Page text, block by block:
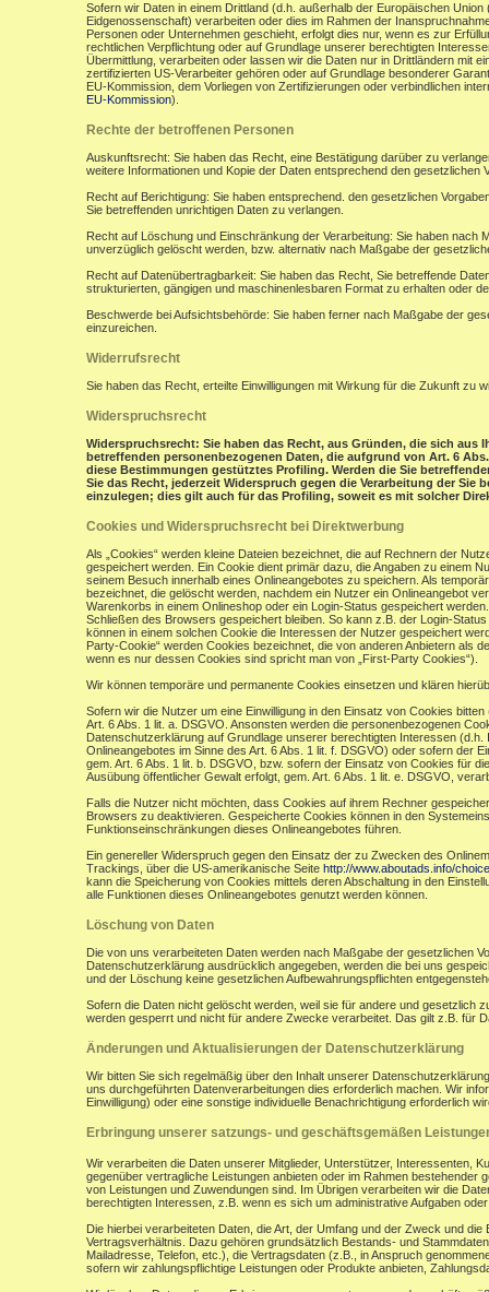
Sofern wir Daten in einem Drittland (d.h. außerhalb der Europäischen
Eidgenossenschaft) verarbeiten oder dies im Rahmen der
Personen oder Unternehmen geschieht, erfolgt dies nur, wenn es zur
rechtlichen Verpflichtung oder auf Grundlage unserer berechtigten
Übermittlung, verarbeiten oder lassen wir die Daten nur in Drittländern mit
zertifizierten US-Verarbeiter gehören oder auf Grundlage besonderer
EU-Kommission, dem Vorliegen von Zertifizierungen oder verbindlichen
EU-Kommission).
Rechte der betroffenen Personen
Auskunftsrecht: Sie haben das Recht, eine Bestätigung darüber zu
weitere Informationen und Kopie der Daten entsprechend den gesetzlichen
Recht auf Berichtigung: Sie haben entsprechend. den gesetzlichen
Sie betreffenden unrichtigen Daten zu verlangen.
Recht auf Löschung und Einschränkung der Verarbeitung: Sie haben
unverzüglich gelöscht werden, bzw. alternativ nach Maßgabe der
Recht auf Datenübertragbarkeit: Sie haben das Recht, Sie betreffende
strukturierten, gängigen und maschinenlesbaren Format zu erhalten oder
Beschwerde bei Aufsichtsbehörde: Sie haben ferner nach Maßgabe der
einzureichen.
Widerrufsrecht
Sie haben das Recht, erteilte Einwilligungen mit Wirkung für die Zukunft zu
Widerspruchsrecht
Widerspruchsrecht: Sie haben das Recht, aus Gründen, die sich aus
betreffenden personenbezogenen Daten, die aufgrund von Art. 6
diese Bestimmungen gestütztes Profiling. Werden die Sie
Sie das Recht, jederzeit Widerspruch gegen die Verarbeitung der
einzulegen; dies gilt auch für das Profiling, soweit es mit solcher
Cookies und Widerspruchsrecht bei Direktwerbung
Als „Cookies“ werden kleine Dateien bezeichnet, die auf Rechnern der
gespeichert werden. Ein Cookie dient primär dazu, die Angaben zu einem
seinem Besuch innerhalb eines Onlineangebotes zu speichern. Als
bezeichnet, die gelöscht werden, nachdem ein Nutzer ein Onlineangebot
Warenkorbs in einem Onlineshop oder ein Login-Status gespeichert
Schließen des Browsers gespeichert bleiben. So kann z.B. der Login-
können in einem solchen Cookie die Interessen der Nutzer gespeichert
Party-Cookie“ werden Cookies bezeichnet, die von anderen Anbietern als
wenn es nur dessen Cookies sind spricht man von „First-Party Cookies“).
Wir können temporäre und permanente Cookies einsetzen und klären
Sofern wir die Nutzer um eine Einwilligung in den Einsatz von Cookies
Art. 6 Abs. 1 lit. a. DSGVO. Ansonsten werden die personenbezogenen
Datenschutzerklärung auf Grundlage unserer berechtigten Interessen
Onlineangebotes im Sinne des Art. 6 Abs. 1 lit. f. DSGVO) oder sofern der
gem. Art. 6 Abs. 1 lit. b. DSGVO, bzw. sofern der Einsatz von Cookies für
Ausübung öffentlicher Gewalt erfolgt, gem. Art. 6 Abs. 1 lit. e. DSGVO,
Falls die Nutzer nicht möchten, dass Cookies auf ihrem Rechner
Browsers zu deaktivieren. Gespeicherte Cookies können in den
Funktionseinschränkungen dieses Onlineangebotes führen.
Ein genereller Widerspruch gegen den Einsatz der zu Zwecken des
Trackings, über die US-amerikanische Seite http://www.aboutads.info/
kann die Speicherung von Cookies mittels deren Abschaltung in den
alle Funktionen dieses Onlineangebotes genutzt werden können.
Löschung von Daten
Die von uns verarbeiteten Daten werden nach Maßgabe der gesetzlichen
Datenschutzerklärung ausdrücklich angegeben, werden die bei uns
und der Löschung keine gesetzlichen Aufbewahrungspflichten
Sofern die Daten nicht gelöscht werden, weil sie für andere und gesetzlich
werden gesperrt und nicht für andere Zwecke verarbeitet. Das gilt z.B. für
Änderungen und Aktualisierungen der Datenschutzerklärung
Wir bitten Sie sich regelmäßig über den Inhalt unserer
uns durchgeführten Datenverarbeitungen dies erforderlich machen. Wir
Einwilligung) oder eine sonstige individuelle Benachrichtigung erforderlich
Erbringung unserer satzungs- und geschäftsgemäßen
Wir verarbeiten die Daten unserer Mitglieder, Unterstützer, Interessenten,
gegenüber vertragliche Leistungen anbieten oder im Rahmen
von Leistungen und Zuwendungen sind. Im Übrigen verarbeiten wir die
berechtigten Interessen, z.B. wenn es sich um administrative Aufgaben
Die hierbei verarbeiteten Daten, die Art, der Umfang und der Zweck und
Vertragsverhältnis. Dazu gehören grundsätzlich Bestands- und
Mailadresse, Telefon, etc.), die Vertragsdaten (z.B., in Anspruch
sofern wir zahlungspflichtige Leistungen oder Produkte anbieten,